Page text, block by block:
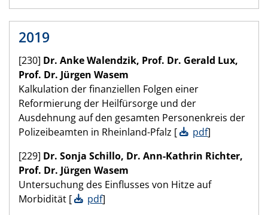
2019
[230] Dr. Anke Walendzik, Prof. Dr. Gerald Lux,
Prof. Dr. Jürgen Wasem
Kalkulation der finanziellen Folgen einer
Reformierung der Heilfürsorge und der
Ausdehnung auf den gesamten Personenkreis der
Polizeibeamten in Rheinland-Pfalz [
pdf]
[229] Dr. Sonja Schillo, Dr. Ann-Kathrin Richter,
Prof. Dr. Jürgen Wasem
Untersuchung des Einflusses von Hitze auf
Morbidität [
pdf]